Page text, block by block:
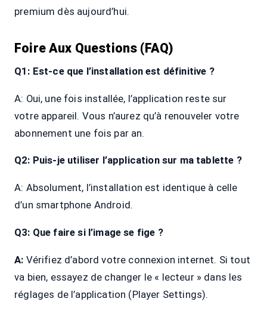
premium dès aujourd’hui.
Foire Aux Questions (FAQ)
Q1: Est-ce que l’installation est définitive ?
A: Oui, une fois installée, l’application reste sur
votre appareil. Vous n’aurez qu’à renouveler votre
abonnement une fois par an.
Q2: Puis-je utiliser l’application sur ma tablette ?
A: Absolument, l’installation est identique à celle
d’un smartphone Android.
Q3: Que faire si l’image se fige ?
A: Vérifiez d’abord votre connexion internet. Si tout
va bien, essayez de changer le « lecteur » dans les
réglages de l’application (Player Settings).